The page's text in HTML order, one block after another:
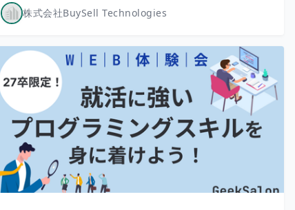
株式会社BuySell Technologies